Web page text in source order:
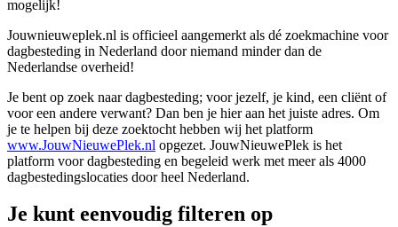
mogelijk!
Jouwnieuweplek.nl is officieel aangemerkt als dé zoekmachine voor
dagbesteding in Nederland door niemand minder dan de
Nederlandse overheid!
Je bent op zoek naar dagbesteding; voor jezelf, je kind, een cliënt of
voor een andere verwant? Dan ben je hier aan het juiste adres. Om
je te helpen bij deze zoektocht hebben wij het platform
www.JouwNieuwePlek.nl opgezet. JouwNieuwePlek is het
platform voor dagbesteding en begeleid werk met meer als 4000
dagbestedingslocaties door heel Nederland.
Je kunt eenvoudig filteren op